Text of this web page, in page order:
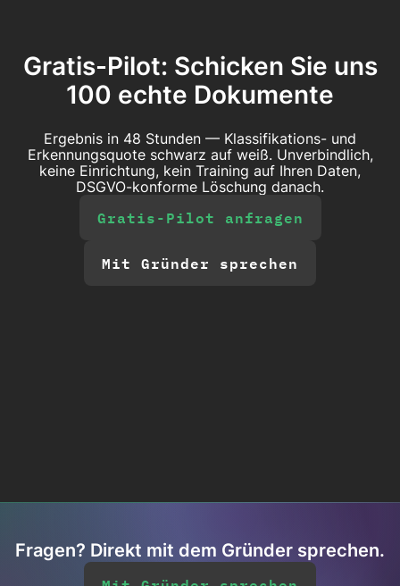
Gratis-Pilot: Schicken Sie uns
100 echte Dokumente
Ergebnis in 48 Stunden — Klassifikations- und
Erkennungsquote schwarz auf weiß. Unverbindlich,
keine Einrichtung, kein Training auf Ihren Daten,
DSGVO-konforme Löschung danach.
Gratis-Pilot anfragen
Mit Gründer sprechen
Fragen? Direkt mit dem Gründer sprechen.